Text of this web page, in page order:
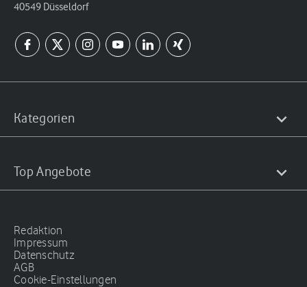
40549 Düsseldorf
Kategorien
Top Angebote
Redaktion
Impressum
Datenschutz
AGB
Cookie-Einstellungen